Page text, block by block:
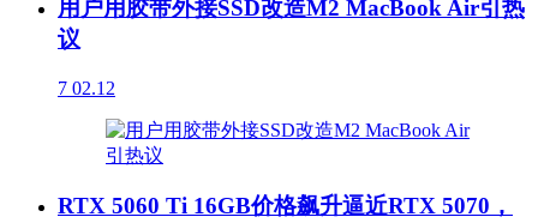
用户用胶带外接SSD改造M2 MacBook Air引热
议
7 02.12
RTX 5060 Ti 16GB价格飙升逼近RTX 5070，